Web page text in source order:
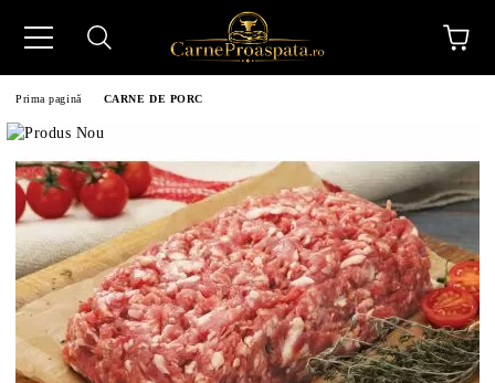
Prima pagină CARNE DE PORC